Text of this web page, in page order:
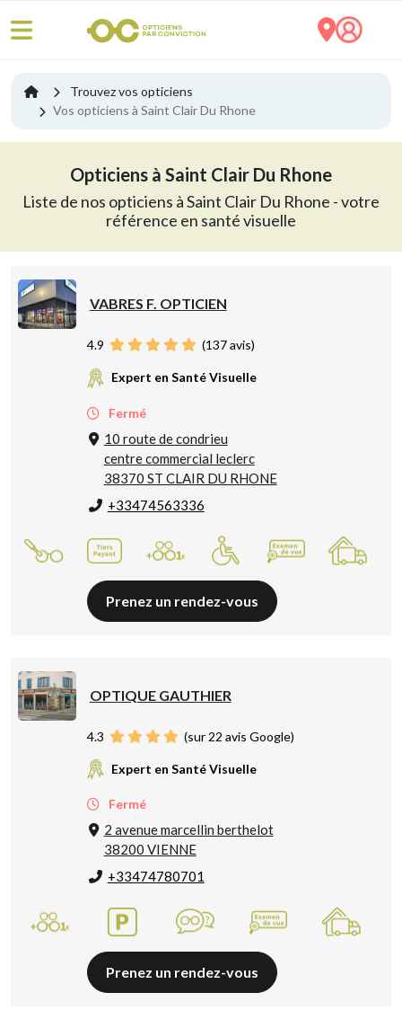
Trouvez vos opticiens
Vos opticiens à Saint Clair Du Rhone
Opticiens à Saint Clair Du Rhone
Liste de nos opticiens à Saint Clair Du Rhone - votre
référence en santé visuelle
VABRES F. OPTICIEN
4.9 (137avis)
Expert en Santé Visuelle
Fermé
10 route de condrieu
centre commercial leclerc
38370 ST CLAIR DU RHONE
+33474563336
Prenez un rendez-vous
OPTIQUE GAUTHIER
4.3 (sur 22 avis Google)
Expert en Santé Visuelle
Fermé
2 avenue marcellin berthelot
38200 VIENNE
+33474780701
Prenez un rendez-vous